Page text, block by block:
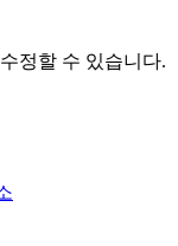
정할 수 있습니다.